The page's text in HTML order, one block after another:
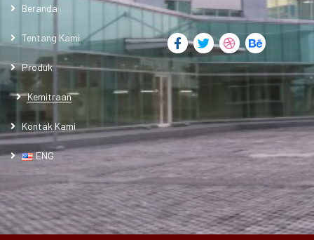
Beranda
Tentang Kami
Produk
Kemitraan
Kontak Kami
ENG